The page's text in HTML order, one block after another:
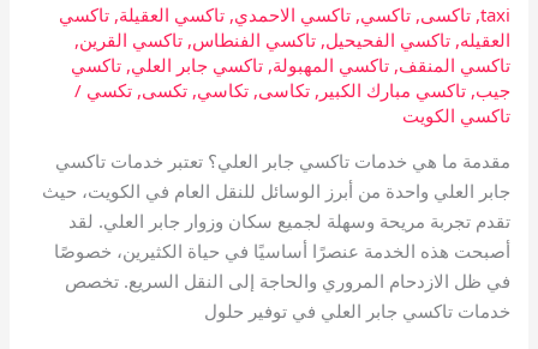
taxi
,تاكسى,تاكسي,تاكسي الاحمدي,تاكسي العقيلة,تاكسي
العقيله,تاكسي الفحيحيل,تاكسي الفنطاس,تاكسي القرين,
تاكسي المنقف,تاكسي المهبولة,تاكسي جابر العلي,تاكسي
جيب,تاكسي مبارك الكبير ,تكاسى,تكاسي,تكسى,تكسي /
تاكسي الكويت
مقدمة ما هي خدمات تاكسي جابر العلي؟ تعتبر خدمات تاكسي
جابر العلي واحدة من أبرز الوسائل للنقل العام في الكويت، حيث
تقدم تجربة مريحة وسهلة لجميع سكان وزوار جابر العلي. لقد
أصبحت هذه الخدمة عنصرًا أساسيًا في حياة الكثيرين، خصوصًا
في ظل الازدحام المروري والحاجة إلى النقل السريع. تخصص
خدمات تاكسي جابر العلي في توفير حلول